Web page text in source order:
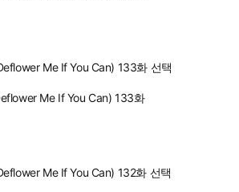
Me If You Can) 133화 선택
Me If You Can) 133화
Me If You Can) 132화 선택